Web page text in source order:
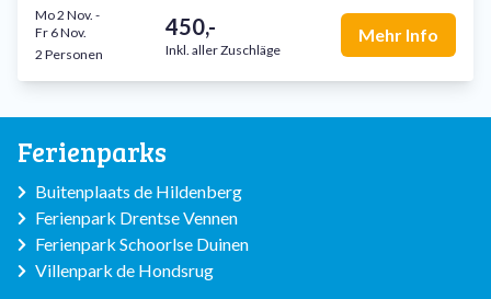
450,-
Inkl. aller Zuschläge
Mo 2 Nov. -
Fr 6 Nov.
2 Personen
Mehr Info
Ferienparks
Buitenplaats de Hildenberg
Ferienpark Drentse Vennen
Ferienpark Schoorlse Duinen
Villenpark de Hondsrug